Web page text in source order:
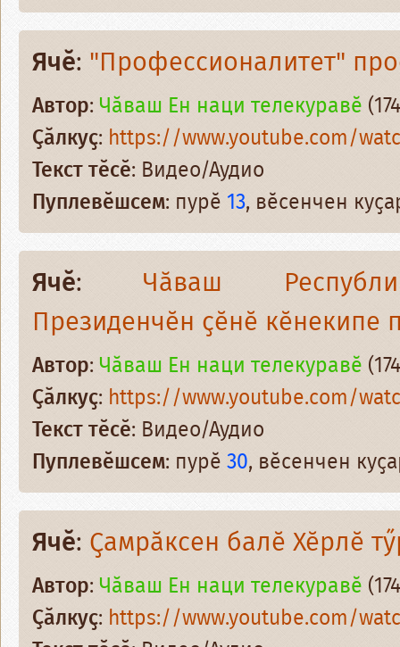
Ячӗ: "Профессионалитет"
Автор: Чӑваш Ен наци телекуравӗ
Ҫӑлкуҫ: https://www.youtube.com/
Текст тӗсӗ: Видео/Аудио
Пуплевӗшсем: пурӗ 13, вӗсенчен
Ячӗ: Чӑваш
Президенчӗн ҫӗнӗ кӗнекипе
Автор: Чӑваш Ен наци телекуравӗ
Ҫӑлкуҫ: https://www.youtube.com/
Текст тӗсӗ: Видео/Аудио
Пуплевӗшсем: пурӗ30, вӗсенчен
Ячӗ: Ҫамрӑксен балӗ Хӗрлӗ
Автор: Чӑваш Ен наци телекуравӗ
Ҫӑлкуҫ: https://www.youtube.com/